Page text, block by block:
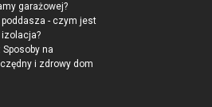
garażowej?
- czym jest
Sposoby na
i zdrowy dom